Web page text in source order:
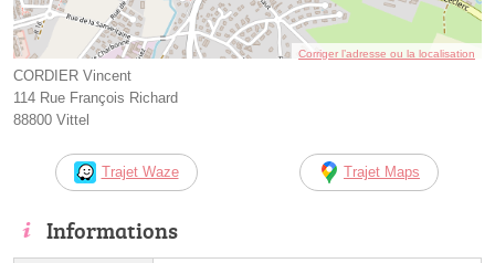
Corriger l’adresse ou la localisation
CORDIER Vincent
114 Rue François Richard
88800 Vittel
Trajet Waze Trajet Maps
Informations